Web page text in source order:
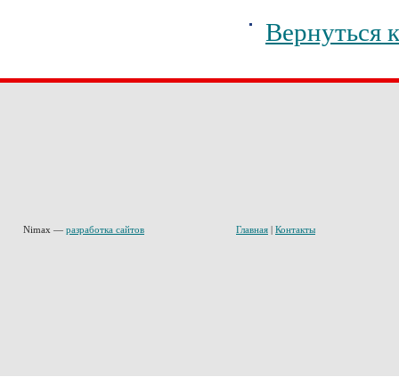
Вернуться
Nimax — разработка сайтов Главная | Контакты